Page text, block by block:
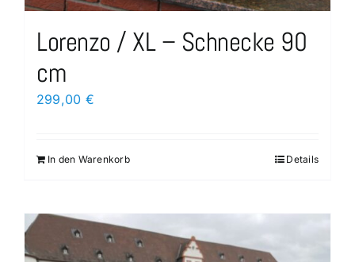
Lorenzo / XL – Schnecke 90
cm
299,00 €
In den Warenkorb Details